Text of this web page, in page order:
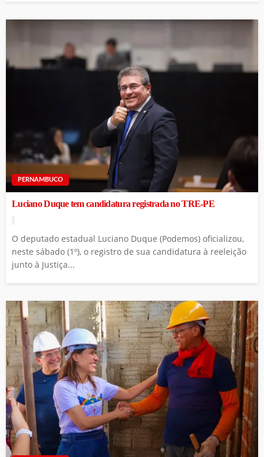
PERNAMBUCO
Luciano Duque tem candidatura registrada no TRE-PE
O deputado estadual Luciano Duque (Podemos) oficializou,
neste sábado (1º), o registro de sua candidatura à reeleição
junto à Justiça...